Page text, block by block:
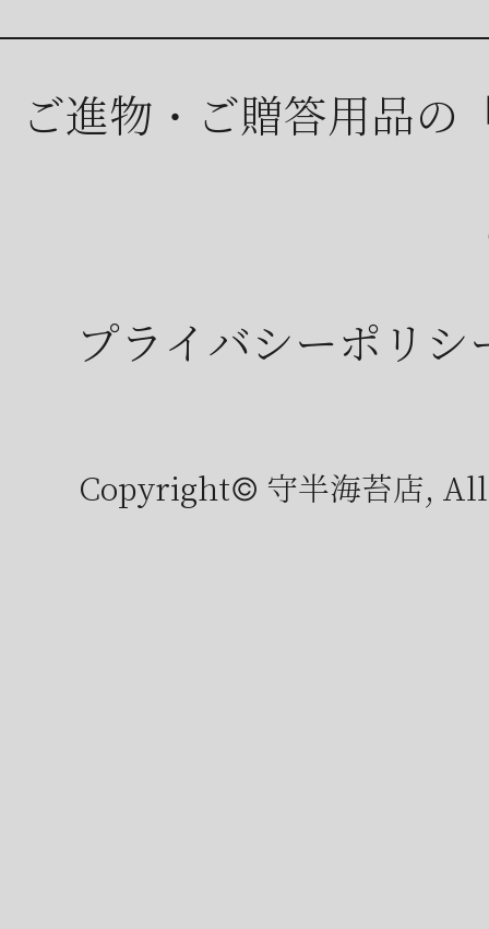
ご進物・ご贈答用品の
プライバシーポリシ
Copyright© 守半海苔店,